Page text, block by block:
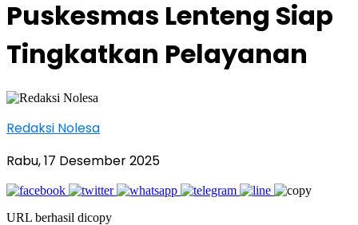
Puskesmas Lenteng Siap
Tingkatkan Pelayanan
Redaksi Nolesa
Rabu, 17 Desember 2025
URL berhasil dicopy